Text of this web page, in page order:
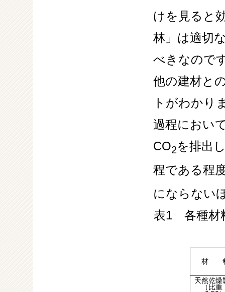
けを見ると
林」は適切
べきなので
他の建材と
トがわかり
過程におい
CO2を排出
程である程
にならない
表1 各種材
材
天然乾燥
（比重